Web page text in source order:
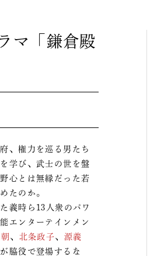
マ「鎌倉殿
、権力を巡る男たち
学び、武士の世を盤
心とは無縁だった若
たのか。
義時ら13人衆のパワ
エンターテインメン
、 北条政子、 源義
脇役で登場するな